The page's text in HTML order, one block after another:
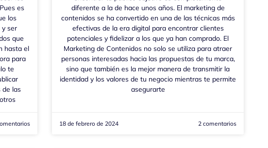
es
los
y ser
que
hasta el
para
te
de las
diferente a la de hace unos años. El marketing de
contenidos se ha convertido en una de las técnicas más
efectivas de la era digital para encontrar clientes
potenciales y fidelizar a los que ya han comprado. El
Marketing de Contenidos no solo se utiliza para atraer
personas interesadas hacia las propuestas de tu marca,
sino que también es la mejor manera de transmitir la
identidad y los valores de tu negocio mientras te permite
asegurarte
18 de febrero de 2024 2 comentarios